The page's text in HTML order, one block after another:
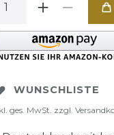
WUNSCHLISTE
ges. MwSt. zzgl.